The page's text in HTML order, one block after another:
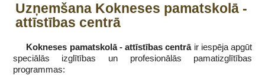
Uzņemšana Kokneses pamatskolā -
attīstības centrā
Kokneses pamatskolā - attīstības centrā ir iespēja apgūt
speciālās izglītības un profesionālās pamatizglītības
programmas: